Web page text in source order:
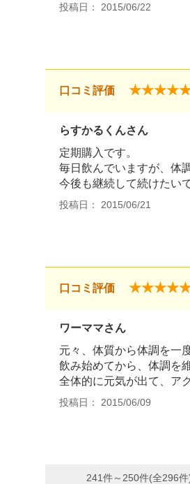
投稿日： 2015/06/22
口コミ評価
らすかるくんさん
定期購入です。
毎日飲んでいますが、体
今後も継続して続けたい
投稿日： 2015/06/21
口コミ評価
ワーママさん
元々、体質から体調を一
飲み始めてから、体調を
全体的に元気が出て、ア
投稿日： 2015/06/09
241件～250件(全296